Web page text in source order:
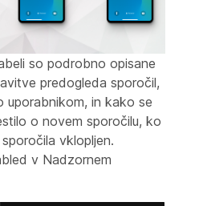
so podrobno opisane
predogleda sporočil,
uporabnikom, in kako se
o novem sporočilu, ko
vklopljen.
v Nadzornem